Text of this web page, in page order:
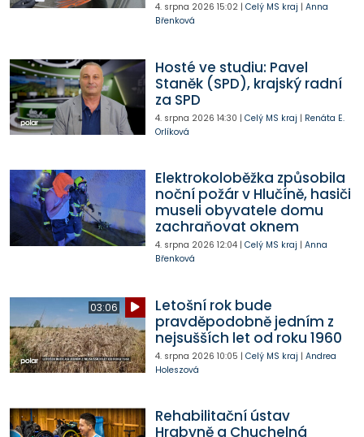
4. srpna 2026 15:02| Celý MS kraj | Anna
Břenková
Hosté ve studiu: Pavel
Staněk (SPD), krajský radní
za SPD
4. srpna 2026 14:30 | Celý MS kraj | Renáta E.
Orlíková
Elektrokoloběžka způsobila
noční požár v Hlučíně, hasiči
museli obyvatele domu
zachraňovat oknem
4. srpna 2026 12:04| Celý MS kraj | Anna
Břenková
03:06
Letošní rok bude
pravděpodobně jedním z
nejsušších let od roku 1960
4. srpna 2026 10:05 | Celý MS kraj | Andrea
Holeszová
Rehabilitační ústav
Hrabyně a Chuchelná